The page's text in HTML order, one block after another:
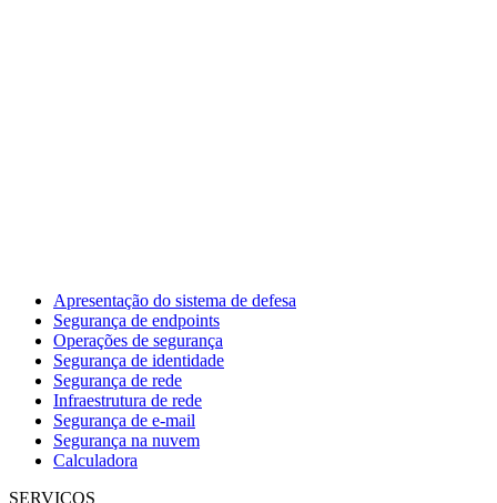
Apresentação do sistema de defesa
Segurança de endpoints
Operações de segurança
Segurança de identidade
Segurança de rede
Infraestrutura de rede
Segurança de e-mail
Segurança na nuvem
Calculadora
SERVIÇOS